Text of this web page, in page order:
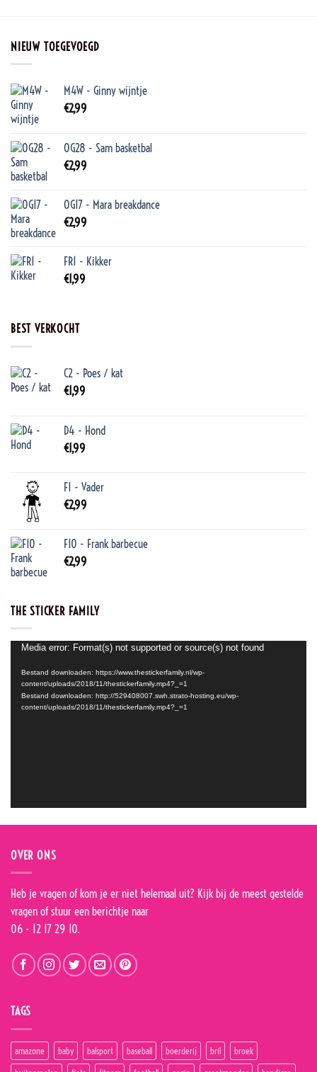
NIEUW TOEGEVOEGD
M4W - Ginny wijntje
€2,99
OG28 - Sam basketbal
€2,99
OG17 - Mara breakdance
€2,99
FR1 - Kikker
€1,99
BEST VERKOCHT
C2 - Poes / kat
€1,99
D4 - Hond
€1,99
F1 - Vader
€2,99
F10 - Frank barbecue
€2,99
THE STICKER FAMILY
Videospeler
Media error: Format(s) not supported or source(s) not found
Bestand downloaden: https://www.thestickerfamily.nl/wp-
content/uploads/2018/11/thestickerfamily.mp4?_=1
Bestand downloaden: http://529408007.swh.strato-hosting.eu/wp-
content/uploads/2018/11/thestickerfamily.mp4?_=1
OVER ONS
Heb je vragen of kom je er niet helemaal uit? Kijk bij de meest gestelde
vragen of stuur een berichtje naar
06 - 12 17 29 10.
TAGS
amazone baby balsport baseball boerderij bril
broek